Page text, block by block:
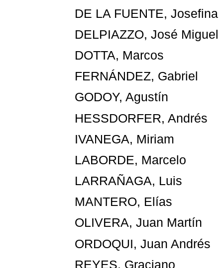
DE LA FUENTE, Josefina
DELPIAZZO, José Miguel
DOTTA, Marcos
FERNÁNDEZ, Gabriel
GODOY, Agustín
HESSDORFER, Andrés
IVANEGA, Miriam
LABORDE, Marcelo
LARRAÑAGA, Luis
MANTERO, Elías
OLIVERA, Juan Martín
ORDOQUI, Juan Andrés
REYES, Graciano